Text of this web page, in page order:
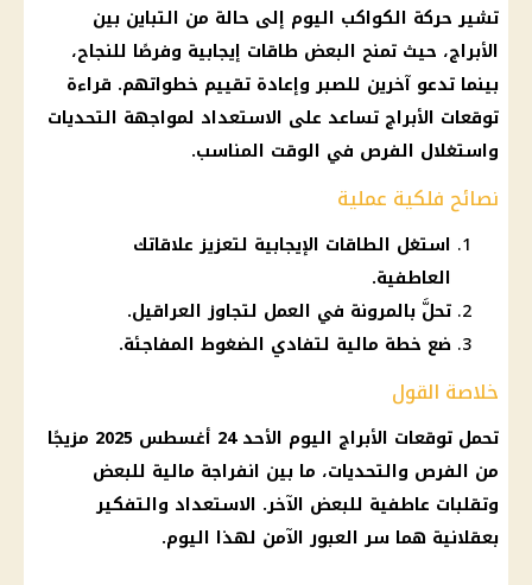
تشير حركة الكواكب اليوم إلى حالة من التباين بين
الأبراج، حيث تمنح البعض طاقات إيجابية وفرصًا للنجاح،
بينما تدعو آخرين للصبر وإعادة تقييم خطواتهم. قراءة
توقعات الأبراج تساعد على الاستعداد لمواجهة التحديات
واستغلال الفرص في الوقت المناسب.
نصائح فلكية عملية
استغل الطاقات الإيجابية لتعزيز علاقاتك
العاطفية.
تحلَّ بالمرونة في العمل لتجاوز العراقيل.
ضع خطة مالية لتفادي الضغوط المفاجئة.
خلاصة القول
تحمل توقعات الأبراج اليوم الأحد 24 أغسطس 2025 مزيجًا
من الفرص والتحديات، ما بين انفراجة مالية للبعض
وتقلبات عاطفية للبعض الآخر. الاستعداد والتفكير
بعقلانية هما سر العبور الآمن لهذا اليوم.